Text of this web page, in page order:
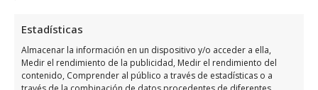
Estadísticas
Almacenar la información en un dispositivo y/o acceder a ella,
Medir el rendimiento de la publicidad, Medir el rendimiento del
contenido, Comprender al público a través de estadísticas o a
Haz clic para aceptar márketing cookies y
habilitar este contenido